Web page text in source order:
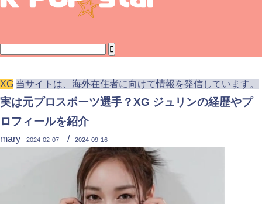
XG 当サイトは、海外在住者に向けて情報を発信しています。
実は元プロスポーツ選手？XG ジュリンの経歴やプ
ロフィールを紹介
mary 2024-02-07 / 2024-09-16